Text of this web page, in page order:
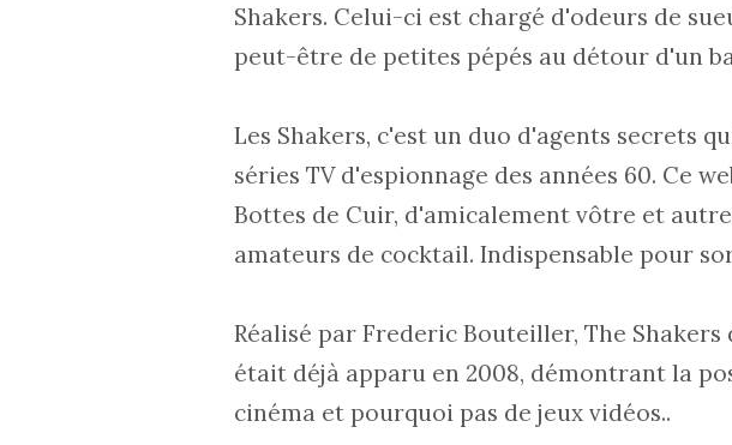
Shakers. Celui-ci est chargé d'odeurs de
peut-être de petites pépés au détour d'un
Les Shakers, c'est un duo d'agents secrets
séries TV d'espionnage des années 60. Ce
Bottes de Cuir, d'amicalement vôtre et
amateurs de cocktail. Indispensable pour
Réalisé par Frederic Bouteiller, The Shakers
était déjà apparu en 2008, démontrant la
cinéma et pourquoi pas de jeux vidéos..